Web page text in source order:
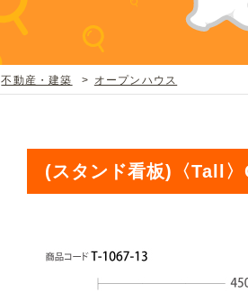
駐車場
カ
不動産・建築 オープンハウス
(スタンド看板)〈Tall